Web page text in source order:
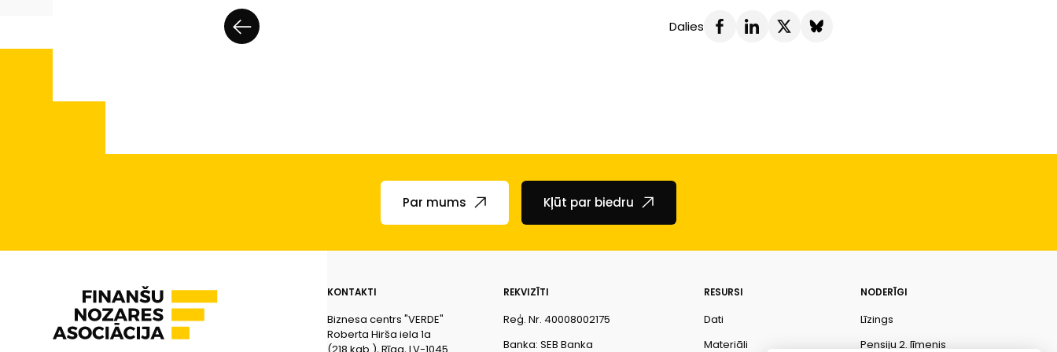
Dalies
Par mums Kļūt par biedru
KONTAKTI
Biznesa centrs "VERDE"
Roberta Hirša iela 1a
(218.kab.), Rīga, LV-1045
REKVIZĪTI
Reģ. Nr. 40008002175
Banka: SEB Banka
RESURSI
Dati
Materiāli
NODERĪGI
Līzings
Pensiju 2. līmenis